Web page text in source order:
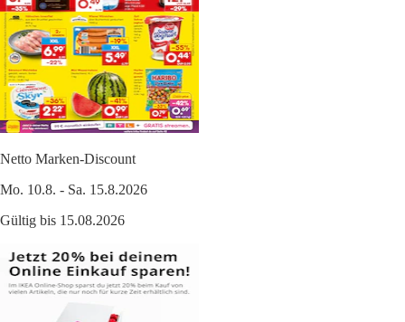
Netto Marken-Discount
Mo. 10.8. - Sa. 15.8.2026
Gültig bis 15.08.2026